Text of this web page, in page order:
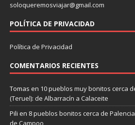
soloqueremosviajar@gmail.com
POLÍTICA DE PRIVACIDAD
Política de Privacidad
COMENTARIOS RECIENTES
Tomas en 10 pueblos muy bonitos cerca
(Teruel): de Albarracín a Calaceite
Pili en 8 pueblos bonitos cerca de